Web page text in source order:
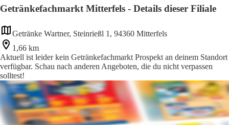
Getränkefachmarkt Mitterfels - Details dieser Filiale
Getränke Wartner, Steinrießl 1, 94360 Mitterfels
1,66 km
Aktuell ist leider kein Getränkefachmarkt Prospekt an deinem Standort
verfügbar. Schau nach anderen Angeboten, die du nicht verpassen
solltest!